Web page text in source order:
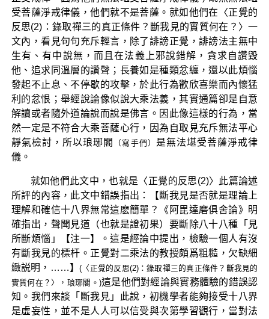
受菩薩淨戒律儀，他們就不是菩薩。就如他們在〈正覺的
反思(2)：錄取禪三的真正條件？斷我見的實質何在？〉一
文內，看見句句充斥輕言，除了誹謗正覺，誹謗法主無中
生有、有中說無，而且在法義上邪說錯解，貪求自讚毀
他、追求同溫層的讚聲；長養如是種類忿纏，還以此煩惱
發起不止息、不停歇的攻擊，於此行為歡欣喜樂而內懷猛
利的忿恨；舉經說論像似說大乘法義，其實通篇卻是自意
解讀或者隨外道論說而說是佛言。因此像這樣的行為，當
然一定是不符合大乘菩薩心行，因為自取見充斥無法平心
靜氣檢討，所以琅琊閣
（寫手們） 是無法堪受菩薩淨戒律
儀。
就如他們此文中，也就是〈正覺的反思(2)〉此篇論述
所評的內容，此文中錯誤指出：【斷我見是否就是理論上
理解和確信十八界無常這麽簡單？《阿毘達磨俱舍論》明
確指出，聲聞見道（也就是證初果）要斷除八十八種「見
所斷煩惱」【注一】。這是經論中提出，檢驗一個人有沒
有斷我見的標杆。正覺對二乘法的教授頗爲粗糙，欠缺細
緻説明，……】(〈正覺的反思(2)：錄取禪三的真正條件？斷我見的
實質何在？〉，琅琊閣。)這是他們對經論與實務體驗的錯誤認
知。我們來談「斷我見」此說，初機學者能夠接受十八界
是虛妄性，並不是人人可以信受與次第學習觀行，當對法